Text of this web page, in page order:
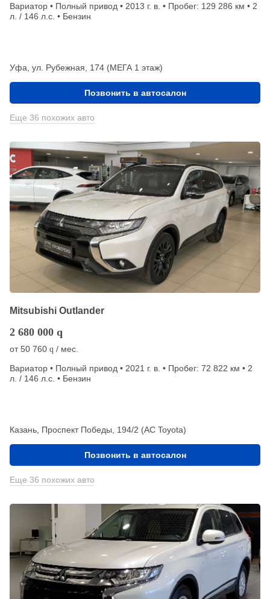
Вариатор • Полный привод • 2013 г. в. • Пробег: 129 286 км • 2
л. / 146 л.с. • Бензин
Уфа, ул. Рубежная, 174 (МЕГА 1 этаж)
Позвонить в автосалон
Еще 36 похожих авто
Mitsubishi Outlander
2 680 000 q
от50 760 q / мес.
Вариатор • Полный привод • 2021 г. в. • Пробег: 72 822 км • 2
л. / 146 л.с. • Бензин
Казань, Проспект Победы, 194/2 (АС Toyota)
Позвонить в автосалон
Еще 36 похожих авто